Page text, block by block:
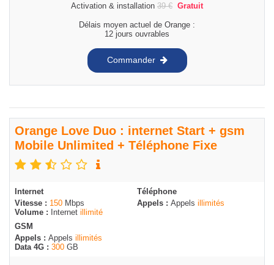
Activation & installation 39€ Gratuit
Délais moyen actuel de Orange :
12 jours ouvrables
Commander
Orange Love Duo : internet Start + gsm
Mobile Unlimited + Téléphone Fixe
Internet
Vitesse : 150 Mbps
Volume :
Internet illimité
Téléphone
Appels : Appels illimités
GSM
Appels : Appels illimités
Data 4G : 300 GB